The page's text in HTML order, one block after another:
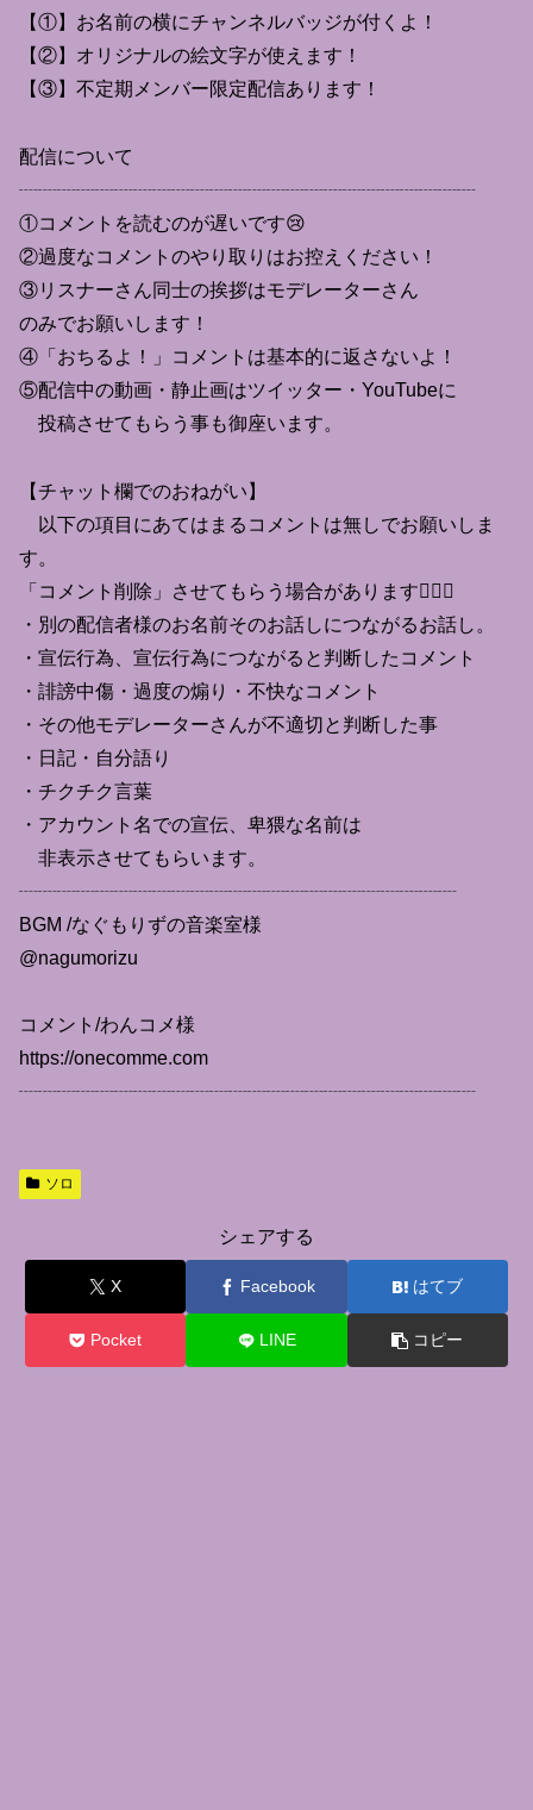
【①】お名前の横にチャンネルバッジが付くよ！
【②】オリジナルの絵文字が使えます！
【③】不定期メンバー限定配信あります！
配信について
┈┈┈┈┈┈┈┈┈┈┈┈┈┈┈┈┈┈┈┈┈┈┈┈
①コメントを読むのが遅いです😢
②過度なコメントのやり取りはお控えください！
③リスナーさん同士の挨拶はモデレーターさん
のみでお願いします！
④「おちるよ！」コメントは基本的に返さないよ！
⑤配信中の動画・静止画はツイッター・YouTubeに
投稿させてもらう事も御座います。
【チャット欄でのおねがい】
以下の項目にあてはまるコメントは無しでお願いしま
す。
「コメント削除」させてもらう場合があります🙇🏻‍♀️
・別の配信者様のお名前そのお話しにつながるお話し。
・宣伝行為、宣伝行為につながると判断したコメント
・誹謗中傷・過度の煽り・不快なコメント
・その他モデレーターさんが不適切と判断した事
・日記・自分語り
・チクチク言葉
・アカウント名での宣伝、卑猥な名前は
非表示させてもらいます。
┈┈┈┈┈┈┈┈┈┈┈┈┈┈┈┈┈┈┈┈┈┈┈
BGM /なぐもりずの音楽室様
@nagumorizu
コメント/わんコメ様
https://onecomme.com
┈┈┈┈┈┈┈┈┈┈┈┈┈┈┈┈┈┈┈┈┈┈┈┈
ソロ
シェアする
X Facebook はてブ
Pocket LINE コピー